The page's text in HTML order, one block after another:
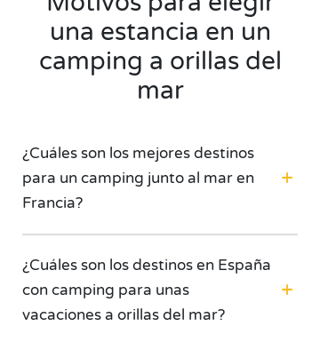
una estancia en un
camping a orillas del
mar
¿Cuáles son los mejores destinos
para un camping junto al mar en
Francia?
¿Cuáles son los destinos en España
con camping para unas
vacaciones a orillas del mar?